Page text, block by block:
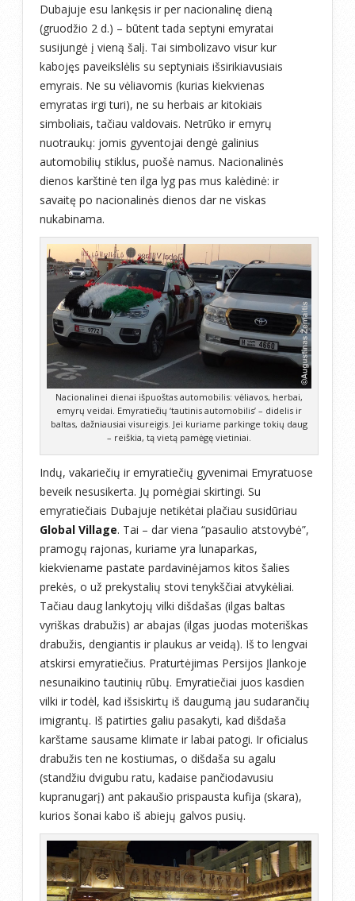
Dubajuje esu lankęsis ir per nacionalinę dieną
(gruodžio 2 d.) – būtent tada septyni emyratai
susijungė į vieną šalį. Tai simbolizavo visur kur
kabojęs paveikslėlis su septyniais išsirikiavusiais
emyrais. Ne su vėliavomis (kurias kiekvienas
emyratas irgi turi), ne su herbais ar kitokiais
simboliais, tačiau valdovais. Netrūko ir emyrų
nuotraukų: jomis gyventojai dengė galinius
automobilių stiklus, puošė namus. Nacionalinės
dienos karštinė ten ilga lyg pas mus kalėdinė: ir
savaitę po nacionalinės dienos dar ne viskas
nukabinama.
Nacionalinei dienai išpuoštas automobilis: vėliavos, herbai,
emyrų veidai. Emyratiečių ‘tautinis automobilis’ – didelis ir
baltas, dažniausiai visureigis. Jei kuriame parkinge tokių daug
– reiškia, tą vietą pamėgę vietiniai.
Indų, vakariečių ir emyratiečių gyvenimai Emyratuose
beveik nesusikerta. Jų pomėgiai skirtingi. Su
emyratiečiais Dubajuje netikėtai plačiau susidūriau
Global Village. Tai – dar viena “pasaulio atstovybė”,
pramogų rajonas, kuriame yra lunaparkas,
kiekviename pastate pardavinėjamos kitos šalies
prekės, o už prekystalių stovi tenykščiai atvykėliai.
Tačiau daug lankytojų vilki dišdašas (ilgas baltas
vyriškas drabužis) ar abajas (ilgas juodas moteriškas
drabužis, dengiantis ir plaukus ar veidą). Iš to lengvai
atskirsi emyratiečius. Praturtėjimas Persijos Įlankoje
nesunaikino tautinių rūbų. Emyratiečiai juos kasdien
vilki ir todėl, kad išsiskirtų iš daugumą jau sudarančių
imigrantų. Iš patirties galiu pasakyti, kad dišdaša
karštame sausame klimate ir labai patogi. Ir oficialus
drabužis ten ne kostiumas, o dišdaša su agalu
(standžiu dvigubu ratu, kadaise pančiodavusiu
kupranugarį) ant pakaušio prispausta kufija (skara),
kurios šonai kabo iš abiejų galvos pusių.